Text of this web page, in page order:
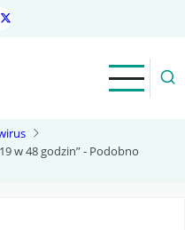
w 48 godzin” - Podobno